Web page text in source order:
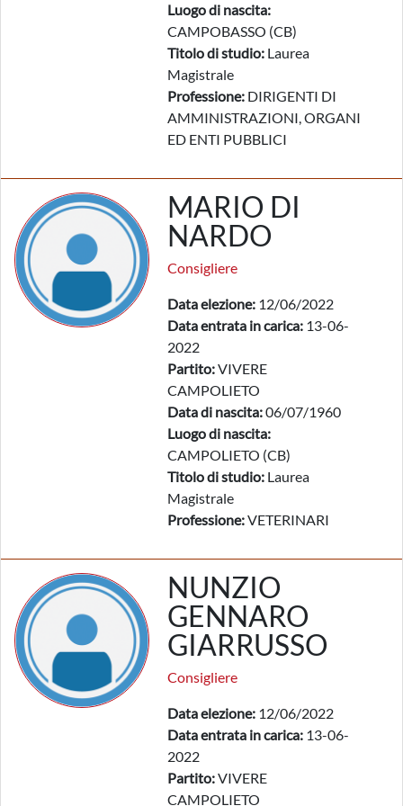
Luogo di nascita:
CAMPOBASSO (CB)
Titolo di studio: Laurea
Magistrale
Professione: DIRIGENTI DI
AMMINISTRAZIONI, ORGANI
ED ENTI PUBBLICI
MARIO DI
NARDO
Consigliere
Data elezione: 12/06/2022
Data entrata in carica: 13-06-
2022
Partito:VIVERE
CAMPOLIETO
Data di nascita:06/07/1960
Luogo di nascita:
CAMPOLIETO (CB)
Titolo di studio: Laurea
Magistrale
Professione:VETERINARI
NUNZIO
GENNARO
GIARRUSSO
Consigliere
Data elezione: 12/06/2022
Data entrata in carica: 13-06-
2022
Partito:VIVERE
CAMPOLIETO